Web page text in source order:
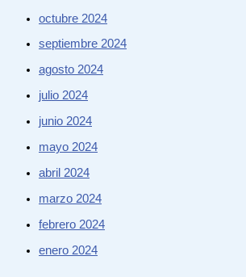
octubre 2024
septiembre 2024
agosto 2024
julio 2024
junio 2024
mayo 2024
abril 2024
marzo 2024
febrero 2024
enero 2024